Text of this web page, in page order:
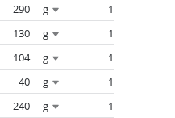
290 g
1
130 g
1
104 g
1
40 g
1
240 g 1